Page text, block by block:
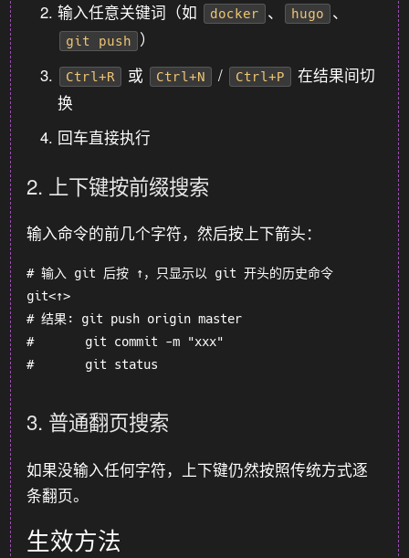
输入任意关键词（如 docker 、 hugo 、
git push ）
Ctrl+R 或 Ctrl+N / Ctrl+P
在结果间切
换
回车直接执行
2. 上下键按前缀搜索
输入命令的前几个字符，然后按上下箭头：
# 输入 git 后按 ↑，只显示以 git 开头的历史命令
git<↑>
# 结果: git push origin master
#       git commit -m "xxx"
3. 普通翻页搜索
如果没输入任何字符，上下键仍然按照传统方式逐
条翻页。
生效方法